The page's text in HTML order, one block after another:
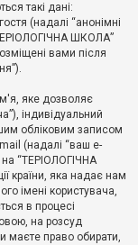
такі дані:
(надалі “анонімні
ШКОЛА”
вами після
яке дозволяє
індивідуальний
обліковим записом
(надалі “ваш e-
“ТЕРІОЛОГІЧНА
країни, яка надає нам
імені користувача,
в процесі
на розсуд
маєте право обирати,